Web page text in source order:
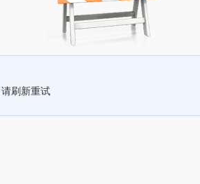
刷新重试